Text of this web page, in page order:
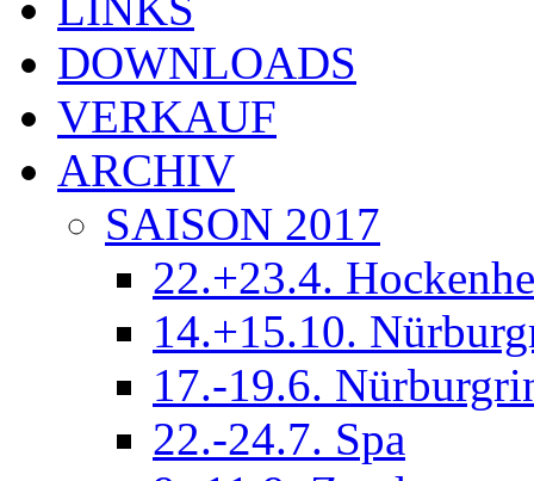
DOWNLOADS
VERKAUF
ARCHIV
SAISON 2017
22.+23.4.
14.+15.10.
17.-19.6.
22.-24.7. Spa